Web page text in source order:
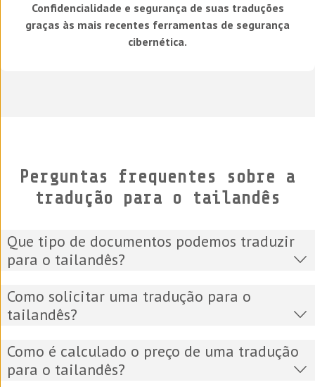
Confidencialidade e segurança de suas traduções
graças às mais recentes ferramentas de segurança
cibernética.
Perguntas frequentes sobre a
tradução para o tailandês
Que tipo de documentos podemos traduzir
para o tailandês?
Como solicitar uma tradução para o
tailandês?
Como é calculado o preço de uma tradução
para o tailandês?